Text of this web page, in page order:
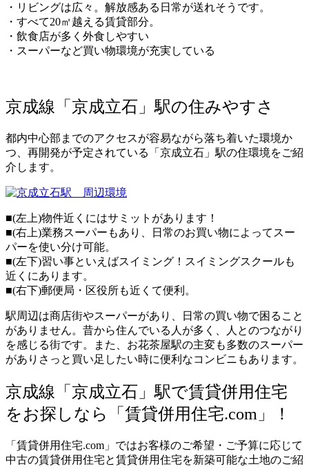
・リビングは広々。解放感ある日常が送れそうです。
・すべて20㎡越える賃貸部分。
・飲食店が多く外食しやすい
・スーパーなど買い物環境が充実している
京成線「京成立石」駅の住みやすさ
都内中心部までのアクセスが容易ながら落ち着いた環境か
つ、再開発が予定されている「京成立石」駅の住環境をご紹
介します。
■(左上)物件近くにはサミットがあります！
■(右上)業務スーパーもあり、日常のお買い物によってスー
パーを使い分け可能。
■(左下)習い事といえばスイミング！スイミングスクールも
近くにあります。
■(右下)郵便局・区役所も近くて便利。
駅周辺は商店街やスーパーがあり、日常の買い物で困ること
がありません。昔から住んでいる人が多く、人とのつながり
を感じる街です。また、お花茶屋駅の主変も多数のスーパー
がありさっと買い足したい時に便利なコンビニもあります。
京成線「京成立石」駅で賃貸併用住宅
をお探しなら「賃貸併用住宅.com」！
「賃貸併用住宅.com」ではお客様のご希望・ご予算に応じて
中古の賃貸併用住宅と賃貸併用住宅を新築可能な土地のご紹